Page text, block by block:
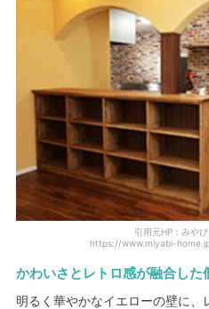
引用元HP：みや
https://www.miyabi-
かわいさとレトロ感が融合した
明るく華やかなイエローの壁に